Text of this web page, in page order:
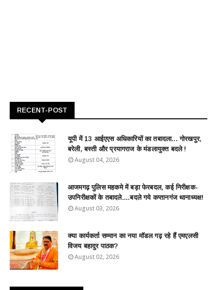
RECENT-POST
यूपी में 13 आईएएस अधिकारियों का तबादला... गोरखपुर,
बरेली, बस्ती और प्रयागराज के मंडलायुक्त बदले !
August 04, 2026
आजमगढ़ पुलिस महकमे में बड़ा फेरबदल, कई निरीक्षक-
उपनिरीक्षकों के तबादले....बदले गये कप्तानगंज थानाध्यक्ष!
August 03, 2026
क्या कार्यकर्ता सम्मान का नया मॉडल गढ़ रहे हैं एमएलसी
विजय बहादुर पाठक?
August 02, 2026